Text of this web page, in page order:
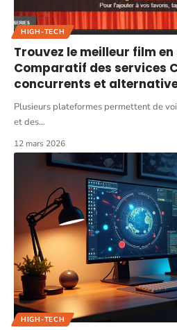
HIGH-TECH
Trouvez le meilleur film
Comparatif des services
concurrents et
Plusieurs plateformes permettent de
et des…
12 mars 2026
HIGH-TECH